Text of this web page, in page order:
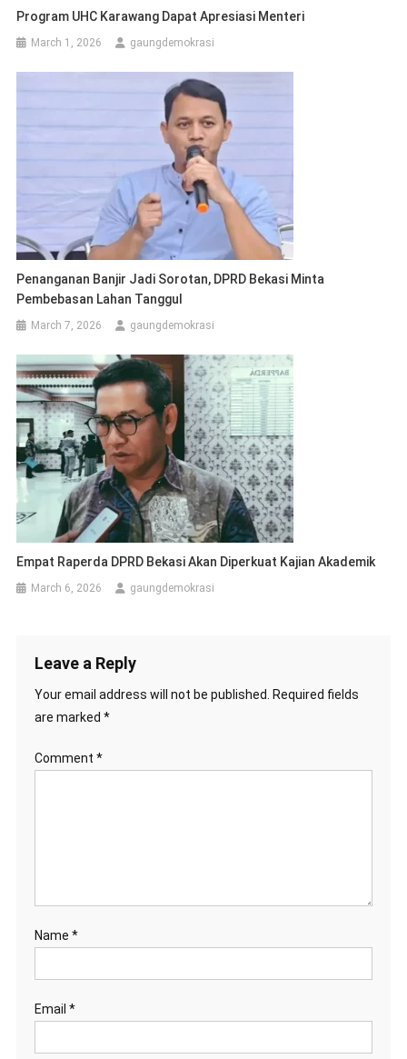
Program UHC Karawang Dapat Apresiasi Menteri
March 1, 2026 gaungdemokrasi
Penanganan Banjir Jadi Sorotan, DPRD Bekasi Minta
Pembebasan Lahan Tanggul
March 7, 2026 gaungdemokrasi
Empat Raperda DPRD Bekasi Akan Diperkuat Kajian Akademik
March 6, 2026 gaungdemokrasi
Leave a Reply
Your email address will not be published. Required fields
are marked *
Comment *
Name *
Email *